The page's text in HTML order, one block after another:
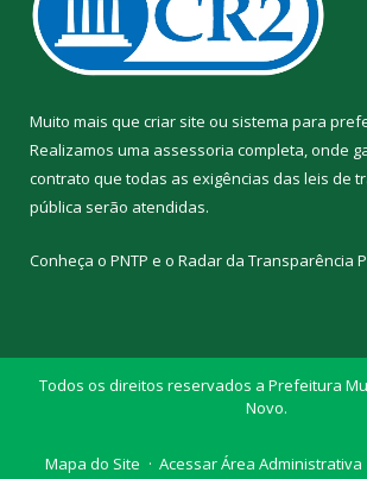
Muito mais que criar site ou sistema para
Realizamos uma assessoria completa, onde
contrato que todas as exigências das leis de
pública serão atendidas.
Conheça o PNTP e o Radar da Transparência
Todos os direitos reservados a Prefeitura
Novo.
Mapa do Site
Acessar Área Administrativa